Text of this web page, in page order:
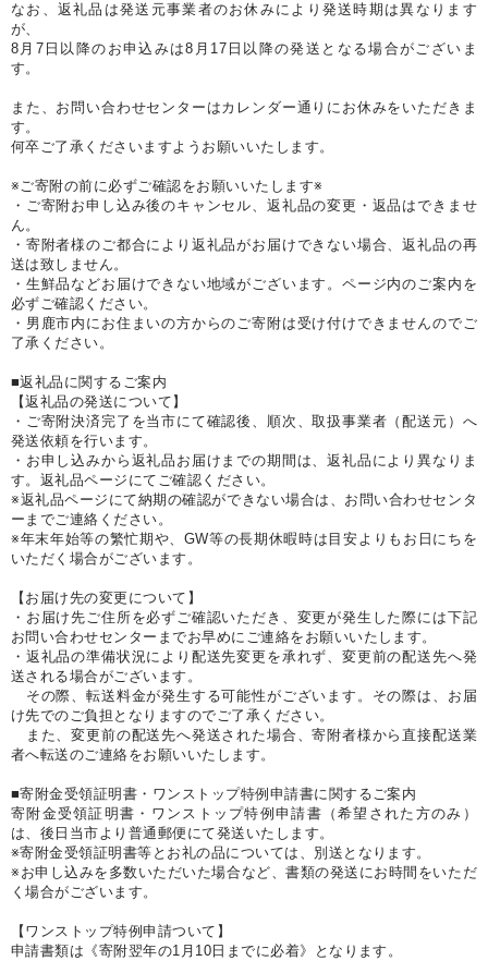
なお、返礼品は発送元事業者のお休みにより発送時期は異なります
が、
8月7日以降のお申込みは8月17日以降の発送となる場合がございま
す。
また、お問い合わせセンターはカレンダー通りにお休みをいただきま
す。
何卒ご了承くださいますようお願いいたします。
※ご寄附の前に必ずご確認をお願いいたします※
・ご寄附お申し込み後のキャンセル、返礼品の変更・返品はできませ
ん。
・寄附者様のご都合により返礼品がお届けできない場合、返礼品の再
送は致しません。
・生鮮品などお届けできない地域がございます。ページ内のご案内を
必ずご確認ください。
・男鹿市内にお住まいの方からのご寄附は受け付けできませんのでご
了承ください。
■返礼品に関するご案内
【返礼品の発送について】
・ご寄附決済完了を当市にて確認後、順次、取扱事業者（配送元）へ
発送依頼を行います。
・お申し込みから返礼品お届けまでの期間は、返礼品により異なりま
す。返礼品ページにてご確認ください。
※返礼品ページにて納期の確認ができない場合は、お問い合わせセンタ
ーまでご連絡ください。
※年末年始等の繁忙期や、GW等の長期休暇時は目安よりもお日にちを
いただく場合がございます。
【お届け先の変更について】
・お届け先ご住所を必ずご確認いただき、変更が発生した際には下記
お問い合わせセンターまでお早めにご連絡をお願いいたします。
・返礼品の準備状況により配送先変更を承れず、変更前の配送先へ発
送される場合がございます。
その際、転送料金が発生する可能性がございます。その際は、お届
け先でのご負担となりますのでご了承ください。
また、変更前の配送先へ発送された場合、寄附者様から直接配送業
者へ転送のご連絡をお願いいたします。
■寄附金受領証明書・ワンストップ特例申請書に関するご案内
寄附金受領証明書・ワンストップ特例申請書（希望された方のみ）
は、後日当市より普通郵便にて発送いたします。
※寄附金受領証明書等とお礼の品については、別送となります。
※お申し込みを多数いただいた場合など、書類の発送にお時間をいただ
く場合がございます。
【ワンストップ特例申請ついて】
申請書類は《寄附翌年の1月10日までに必着》となります。